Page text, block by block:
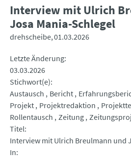
Interview mit Ulrich
Josa Mania-Schlegel
drehscheibe 01.03.2026
Letzte Änderung
03.03.2026
Stichwort(e)
Austausch
Bericht
Projekt Projektredaktion
Rollentausch Zeitung
Titel
Interview mit Ulrich Breulmann und
In